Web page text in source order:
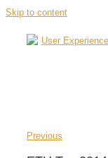
Skip to content
Previous